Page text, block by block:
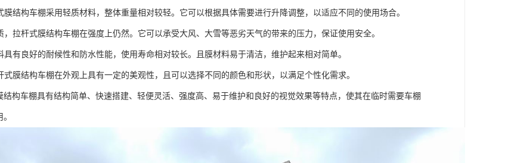
膜结构车棚采用轻质材料，整体重量相对较轻。它可以根据具体需要进行升降调整，以适应不同的使用场合。
，拉杆式膜结构车棚在强度上仍然。它可以承受大风、大雪等恶劣天气的带来的压力，保证使用安全。
具有良好的耐候性和防水性能，使用寿命相对较长。且膜材料易于清洁，维护起来相对简单。
式膜结构车棚在外观上具有一定的美观性，且可以选择不同的颜色和形状，以满足个性化需求。
结构车棚具有结构简单、快速搭建、轻便灵活、强度高、易于维护和良好的视觉效果等特点，使其在临时需要车棚